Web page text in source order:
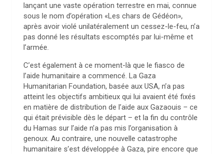
lançant une vaste opération terrestre en mai, connue
sous le nom d’opération «Les chars de Gédéon»,
après avoir violé unilatéralement un cessez-le-feu, n’a
pas donné les résultats escomptés par lui-même et
l’armée.
C’est également à ce moment-là que le fiasco de
l’aide humanitaire a commencé. La Gaza
Humanitarian Foundation, basée aux USA, n’a pas
atteint les objectifs ambitieux qui lui avaient été fixés
en matière de distribution de l’aide aux Gazaouis – ce
qui était prévisible dès le départ – et la fin du contrôle
du Hamas sur l’aide n’a pas mis l’organisation à
genoux. Au contraire, une nouvelle catastrophe
humanitaire s’est développée à Gaza, pire encore que